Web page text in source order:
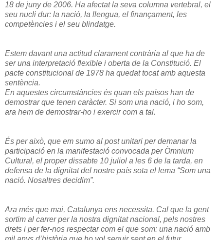
18 de juny de 2006. Ha afectat la seva columna vertebral, el
seu nucli dur: la nació, la llengua, el finançament, les
competències i el seu blindatge.
Estem davant una actitud clarament contrària al que ha de
ser una interpretació flexible i oberta de la Constitució. El
pacte constitucional de 1978 ha quedat tocat amb aquesta
sentència.
En aquestes circumstàncies és quan els països han de
demostrar que tenen caràcter. Si som una nació, i ho som,
ara hem de demostrar-ho i exercir com a tal.
És per això, que em sumo al post unitari per demanar la
participació en la manifestació convocada per Òmnium
Cultural, el proper dissabte 10 juliol a les 6 de la tarda, en
defensa de la dignitat del nostre país sota el lema “Som una
nació. Nosaltres decidim”.
Ara més que mai, Catalunya ens necessita. Cal que la gent
sortim al carrer per la nostra dignitat nacional, pels nostres
drets i per fer-nos respectar com el que som: una nació amb